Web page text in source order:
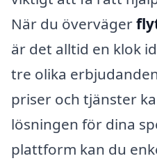
När du överväger
är det alltid en klok
tre olika
priser och tjänster
lösningen för dina
plattform kan du